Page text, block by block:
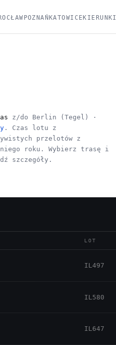
POZNAŃKATOWICEKIERUNKI
z/do Berlin (Tegel) ·
. Czas lotu z
przelotów z
roku. Wybierz trasę i
szczegóły.
LOT
IL497
IL580
IL647